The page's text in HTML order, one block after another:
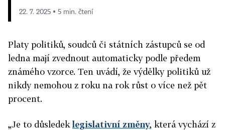
22. 7. 2025 ▪ 5 min. čtení
Platy politiků, soudců či státních zástupců se od
ledna mají zvednout automaticky podle předem
známého vzorce. Ten uvádí, že výdělky politiků už
nikdy nemohou z roku na rok růst o více než pět
procent.
„Je to důsledek legislativní změny, která vychází z